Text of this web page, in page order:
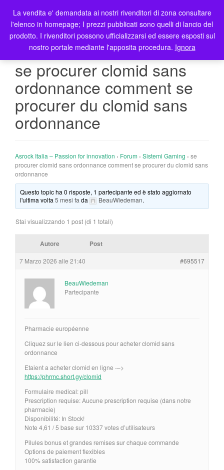
T
o
g
l
i
n
se procurer clomid sans
ordonnance comment se
procurer du clomid sans
ordonnance
Asrock Italia – Passion for innovation › Forum › Sistemi Gaming › se
procurer clomid sans ordonnance comment se procurer du clomid sans
ordonnance
Questo topic ha 0 risposte, 1 partecipante ed è stato aggiornato
l'ultima volta5 mesi fa da BeauWiedeman.
Stai visualizzando 1 post (di 1 totali)
Autore Post
7 Marzo 2026 alle 21:40 #695517
BeauWiedeman
Partecipante
Pharmacie européenne
Cliquez sur le lien ci-dessous pour acheter clomid sans
ordonnance
Etaient a acheter clomid en ligne -–>
https://phrmc.short.gy/clomid
Formulaire medical: pill
Prescription requise: Aucune prescription requise (dans notre
pharmacie)
Disponibilité: In Stock!
Note 4,61 / 5 base sur 10337 votes d’utilisateurs
Pilules bonus et grandes remises sur chaque commande
Options de paiement flexibles
100% satisfaction garantie
La vendita e' demandata ai nostri rivenditori di zona consultare
l'elenco in homepage; I prezzi pubblicati sono quelli di lancio del
prodotto. I rivenditori possono ufficializzarsi ed essere esposti sul
nostro portale mediante l'apposita procedura. Ignora